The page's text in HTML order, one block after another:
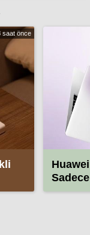
saat önce